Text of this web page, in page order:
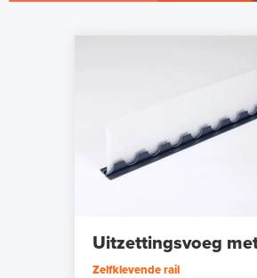
Uitzettingsvoeg
Zelfklevende rail